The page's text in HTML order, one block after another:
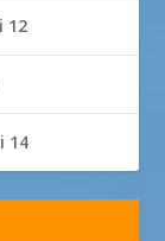
12
14